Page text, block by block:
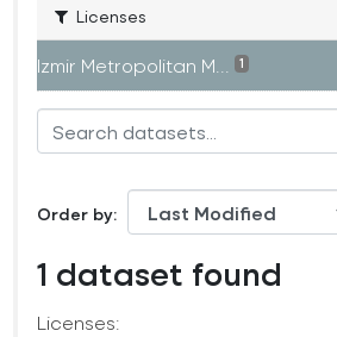
Licenses
Izmir Metropolitan M... 1
Order by
1 dataset found
Licenses: